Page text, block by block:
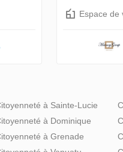
Espace de
à Sainte-Lucie
à Dominique
à Grenade